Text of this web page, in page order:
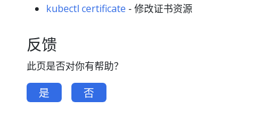
kubectl certificate - 修改证书资源
反馈
此页是否对你有帮助？
是 否